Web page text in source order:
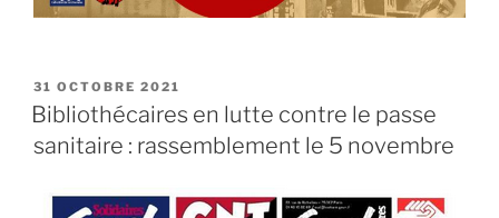
PUBLIÉ
LE
31 OCTOBRE 2021
Bibliothécaires en lutte contre le passe
sanitaire : rassemblement le 5 novembre